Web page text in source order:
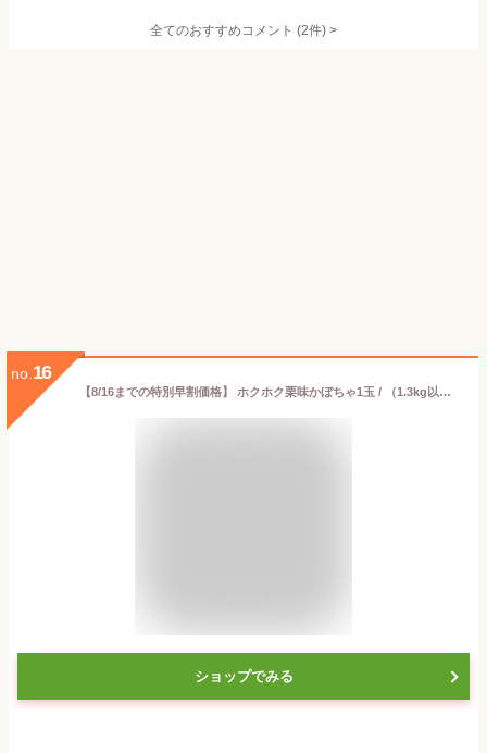
全てのおすすめコメント (2件) >
no. 16
【8/16までの特別早割価格】 ホクホク栗味かぼちゃ1玉 / （1.3kg以上）北海道産 冬至 カボチャ 南瓜 北海道野菜 北海道産野菜 野菜ギフト ポテト 10月上旬頃より発送予定 ハロウィン
ショップでみる